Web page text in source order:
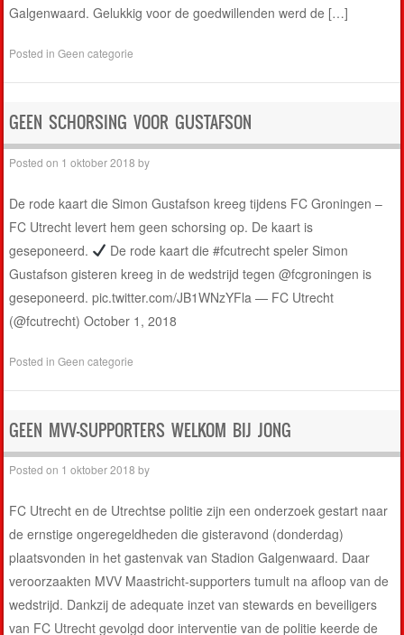
Galgenwaard. Gelukkig voor de goedwillenden werd de […]
Posted inGeen categorie
GEEN SCHORSING VOOR GUSTAFSON
Posted on 1 oktober 2018 by
De rode kaart die Simon Gustafson kreeg tijdens FC Groningen –
FC Utrecht levert hem geen schorsing op. De kaart is
geseponeerd.
De rode kaart die #fcutrecht speler Simon
Gustafson gisteren kreeg in de wedstrijd tegen @fcgroningen is
geseponeerd. pic.twitter.com/JB1WNzYFla — FC Utrecht
(@fcutrecht) October 1, 2018
Posted inGeen categorie
GEEN MVV-SUPPORTERS WELKOM BIJ JONG
Posted on 1 oktober 2018 by
FC Utrecht en de Utrechtse politie zijn een onderzoek gestart naar
de ernstige ongeregeldheden die gisteravond (donderdag)
plaatsvonden in het gastenvak van Stadion Galgenwaard. Daar
veroorzaakten MVV Maastricht-supporters tumult na afloop van de
wedstrijd. Dankzij de adequate inzet van stewards en beveiligers
van FC Utrecht gevolgd door interventie van de politie keerde de